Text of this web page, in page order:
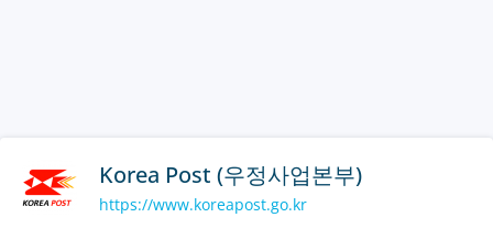
Korea Post (우정사업본부)
https://www.koreapost.go.kr